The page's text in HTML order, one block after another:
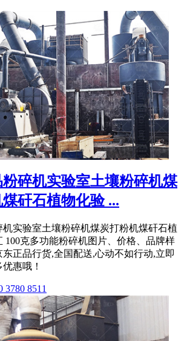
粉碎机实验室土壤粉碎机煤
矸石植物化验 ...
机实验室土壤粉碎机煤炭打粉机煤矸石植
100克多功能粉碎机图片、价格、品牌样
正品行货,全国配送,心动不如行动,立即
惠哦！
3780 8511